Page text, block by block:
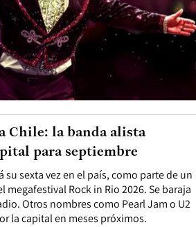
sexta vez en el país, como parte de un
Rock in Rio 2026. Se baraja
Otros nombres como Pearl Jam o U2
la capital en meses próximos.
Chile: la banda alista
para septiembre